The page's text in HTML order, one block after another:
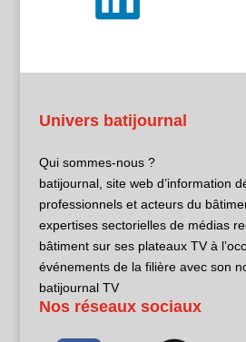
Univers batijournal
Qui sommes-nous ?
batijournal, site web d’information
professionnels et acteurs du
expertises sectorielles de médias
bâtiment sur ses plateaux TV à
événements de la filière avec son
batijournal TV
Nos réseaux sociaux